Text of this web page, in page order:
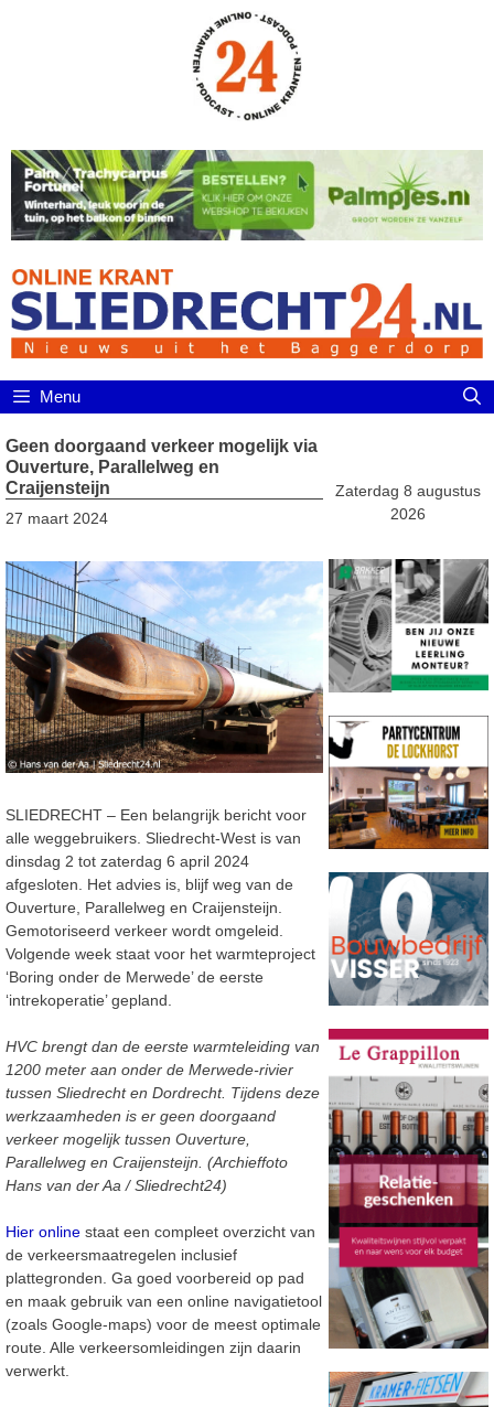
Menu
Geen doorgaand verkeer mogelijk via
Ouverture, Parallelweg en
Craijensteijn
27 maart 2024
SLIEDRECHT – Een belangrijk bericht voor
alle weggebruikers. Sliedrecht-West is van
dinsdag 2 tot zaterdag 6 april 2024
afgesloten. Het advies is, blijf weg van de
Ouverture, Parallelweg en Craijensteijn.
Gemotoriseerd verkeer wordt omgeleid.
Volgende week staat voor het warmteproject
‘Boring onder de Merwede’ de eerste
‘intrekoperatie’ gepland.
HVC brengt dan de eerste warmteleiding van
1200 meter aan onder de Merwede-rivier
tussen Sliedrecht en Dordrecht. Tijdens deze
werkzaamheden is er geen doorgaand
verkeer mogelijk tussen Ouverture,
Parallelweg en Craijensteijn. (Archieffoto
Hans van der Aa / Sliedrecht24)
Hier online staat een compleet overzicht van
de verkeersmaatregelen inclusief
plattegronden. Ga goed voorbereid op pad
en maak gebruik van een online navigatietool
(zoals Google-maps) voor de meest optimale
route. Alle verkeersomleidingen zijn daarin
verwerkt.
Zaterdag 8 augustus
2026